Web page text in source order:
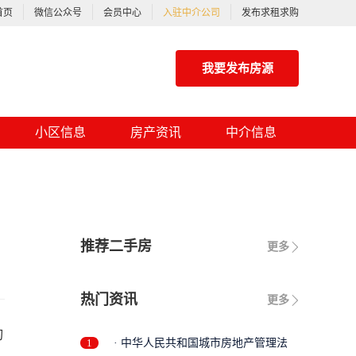
页 微信公众号 会员中心 入驻中介公司 发布求租求购
我要发布房源
小区信息 房产资讯 中介信息
十九条 有关单位和个人对县级以上人民政府土地行
更多
推荐二手房
更多
热门资讯
1 · 中华人民共和国城市房地产管理法